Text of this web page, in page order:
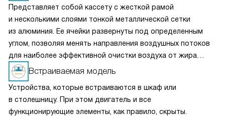
Представляет собой кассету с жесткой рамой
и несколькими слоями тонкой металлической сетки
из алюминия. Ее ячейки развернуты под определенным
углом, позволяя менять направления воздушных потоков
для наиболее эффективной очистки воздуха от жира
и микрочастиц пищи. Чаще всего такие фильтры можно
мыть в посудомоечной машине, что облегчает уход
за прибором.
Встраиваемая модель
Устройства, которые встраиваются в шкаф или
в столешницу. При этом двигатель и все
функционирующие элементы, как правило, скрыты.